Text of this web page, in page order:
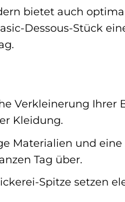
bietet auch
Dessous-Stück
Verkleinerung Ihrer
Kleidung.
Materialien und
Tag über.
Spitze setzen